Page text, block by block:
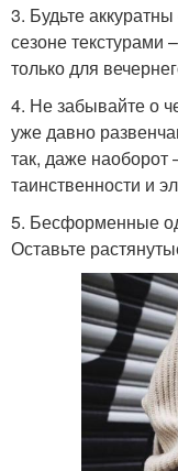
3. Будьте
сезоне
только для
4. Не забывайте о
уже давно
так, даже наоборот
таинственности и
5. Бесформенные
Оставьте